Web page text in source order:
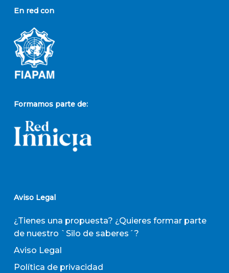
En red con
Formamos parte de:
Aviso Legal
¿Tienes una propuesta? ¿Quieres formar parte
de nuestro `Silo de saberes´?
Aviso Legal
Política de privacidad